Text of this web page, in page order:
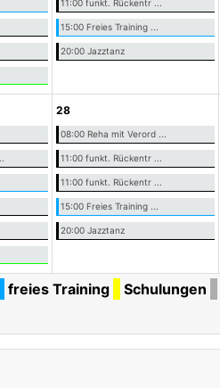
11:00 funkt. Rückentr ...
15:00 Freies Training ...
20:00 Jazztanz
28
08:00 Reha mit Verord ...
11:00 funkt. Rückentr ...
11:00 funkt. Rückentr ...
15:00 Freies Training ...
20:00 Jazztanz
freies Training Schulungen